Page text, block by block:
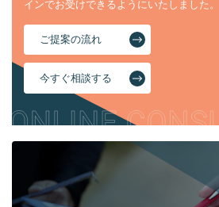
インでお受けできるようにいたしました。
ご提案の流れ
今すぐ相談する